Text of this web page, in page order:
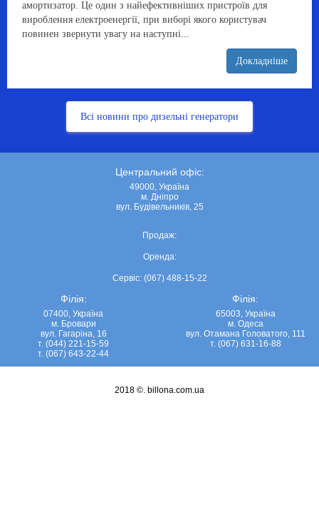
амортизатор. Це один з найефективніших пристроїв для
вироблення електроенергії, при виборі якого користувач
повинен звернути увагу на наступні...
Докладніше
Всі новини про дизельні генератори
Центральний офіс:
49000, Україна
м. Дніпро
вул. Будівельників, 25
Продаж:
Оренда:
Сервіс: (067) 488-15-22
Філія:
07400, Україна
м. Бровари
вул. Гагаріна, 16
т. (044) 221-15-59
т. (067) 643-22-44
Філія:
65003, Україна
м. Одеса
вул. Отамана Головатого, 111
т. (067) 631-16-88
2018 ©. billona.com.ua